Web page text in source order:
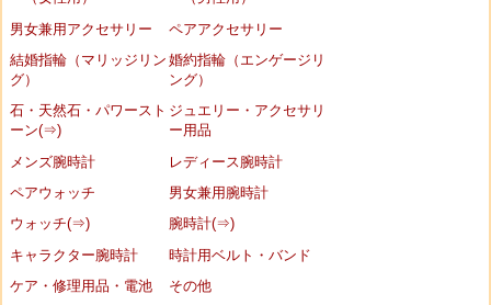
男女兼用アクセサリー
ペアアクセサリー
結婚指輪（マリッジリン
グ）
婚約指輪（エンゲージリ
ング）
石・天然石・パワースト
ーン(⇒)
ジュエリー・アクセサリ
ー用品
メンズ腕時計
レディース腕時計
ペアウォッチ
男女兼用腕時計
ウォッチ(⇒)
腕時計(⇒)
キャラクター腕時計
時計用ベルト・バンド
ケア・修理用品・電池
その他